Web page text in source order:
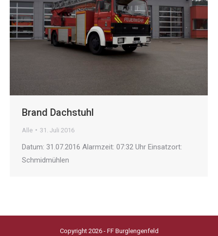
Brand Dachstuhl
Alle 31. Juli 2016
Datum: 31.07.2016 Alarmzeit: 07:32 Uhr Einsatzort:
Schmidmühlen
Copyright 2026 - FF Burglengenfeld